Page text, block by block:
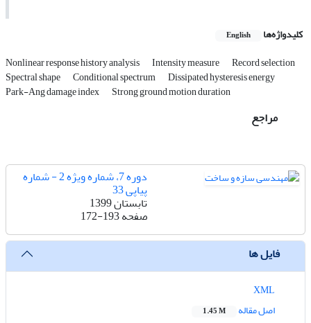
کلیدواژه‌ها English
Nonlinear response history analysis Intensity measure Record selection
Spectral shape Conditional spectrum Dissipated hysteresis energy
Park-Ang damage index Strong ground motion duration
مراجع
دوره 7، شماره ویژه 2 - شماره
پیاپی 33
تابستان 1399
صفحه172-193
فایل ها
اصل مقاله
1.45 M